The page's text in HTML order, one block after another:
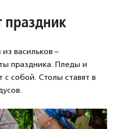
праздник
васильков –
праздника. Пледы и
с собой. Столы ставят в